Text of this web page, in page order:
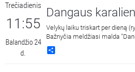
Trečiadienis
11:55
Balandžio 24
d.
Dangaus
Velykų laiku triskart per dieną
Bažnyčia meldžiasi malda
maldos "Viešpaties Angelas".
Gimdytoja, išgyvenusia savo